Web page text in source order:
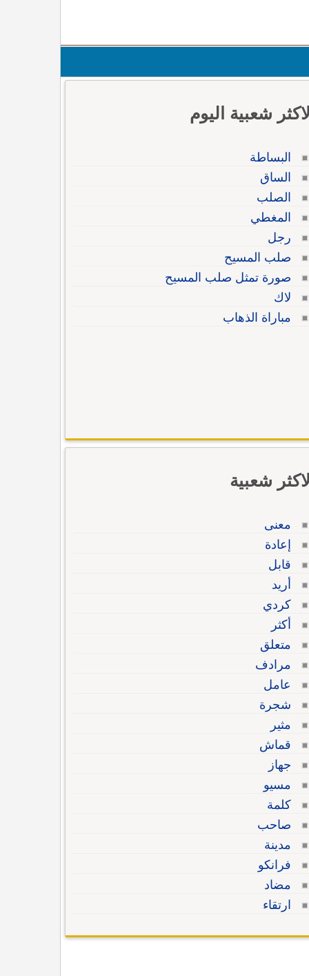
شعبية اليوم
البساطة
الساق
الصلب
المغطي
رجل
صلب المسيح
صورة تمثل صلب المسيح
لاك
مباراة الذهاب
شعبية
معنى
إعادة
قابل
أريد
كردي
أكثر
متعلق
مرادف
عامل
شجرة
مثير
قماش
جهاز
مسيو
كلمة
صاحب
مدينة
فرانكو
مضاد
ارتقاء